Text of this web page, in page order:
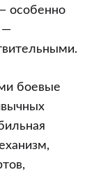
особенно
—
боевые